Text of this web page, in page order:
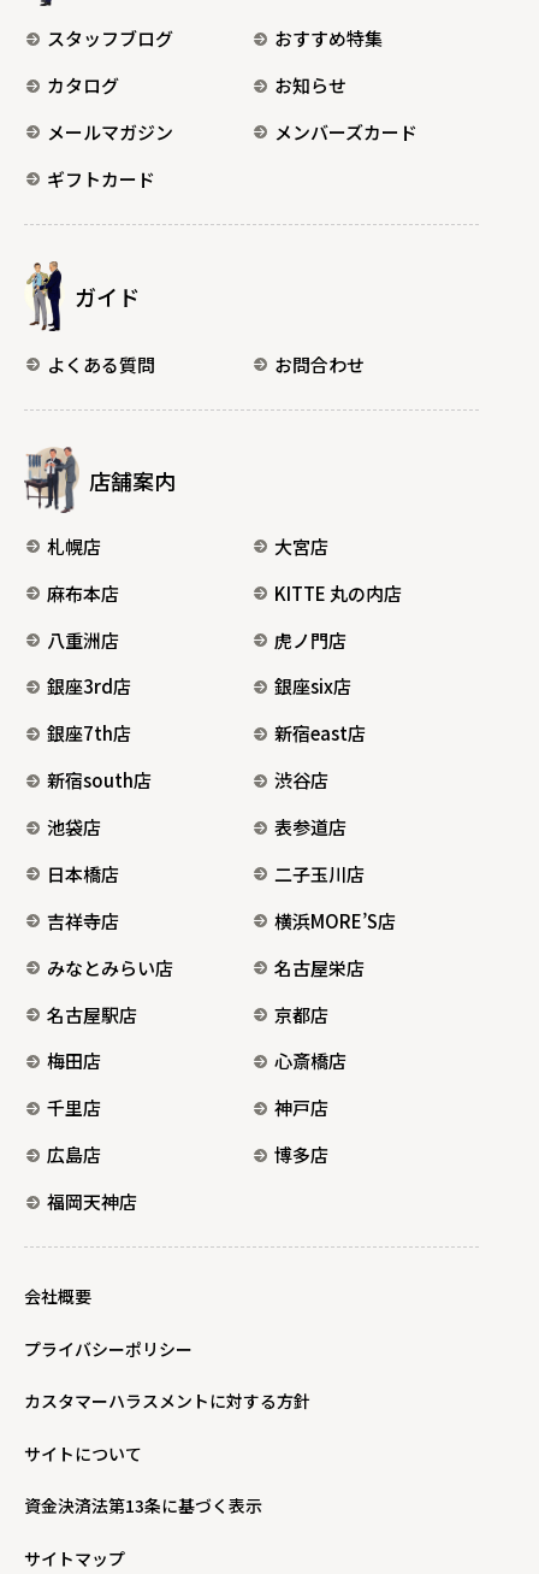
スタッフブログ
おすすめ特集
カタログ
お知らせ
メールマガジン
メンバーズカード
ギフトカード
ガイド
よくある質問 お問合わせ
店舗案内
札幌店
大宮店
麻布本店
KITTE 丸の内店
八重洲店
虎ノ門店
銀座3rd店
銀座six店
銀座7th店
新宿east店
新宿south店
渋谷店
池袋店
表参道店
日本橋店
二子玉川店
吉祥寺店
横浜MORE’S店
みなとみらい店
名古屋栄店
名古屋駅店
京都店
梅田店
心斎橋店
千里店
神戸店
広島店
博多店
福岡天神店
会社概要
プライバシーポリシー
カスタマーハラスメントに対する方針
サイトについて
資金決済法第13条に基づく表示
サイトマップ